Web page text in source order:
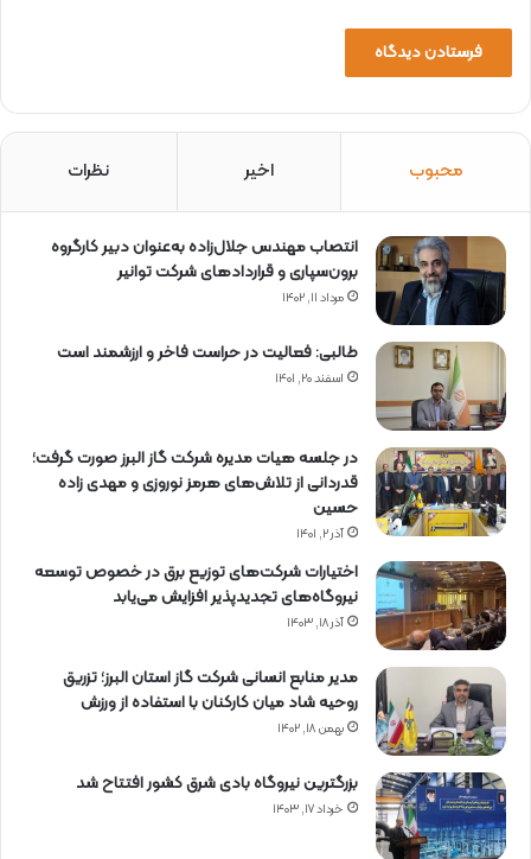
محبوب اخیر نظرات
انتصاب مهندس جلال‌زاده به‌عنوان دبیر كارگروه
برون‌سپاری و قراردادهای شركت توانیر
مرداد ۱۱, ۱۴۰۲
طالبی: فعالیت در حراست فاخر و ارزشمند است
اسفند ۲۰, ۱۴۰۱
در جلسه هیات مدیره شرکت گاز البرز صورت گرفت؛
قدردانی از تلاش‌های هرمز نوروزی و مهدی زاده
حسین
آذر ۲, ۱۴۰۱
اختیارات شرکت‌های توزیع برق در خصوص توسعه
نیروگاه‌های تجدیدپذیر افزایش می‌یابد
آذر ۱۸, ۱۴۰۳
مدیر منابع انسانی شرکت گاز استان البرز؛ تزریق
روحیه شاد میان کارکنان با استفاده از ورزش
بهمن ۱۸, ۱۴۰۲
بزرگترین نیروگاه بادی شرق کشور افتتاح شد
خرداد ۱۷, ۱۴۰۳